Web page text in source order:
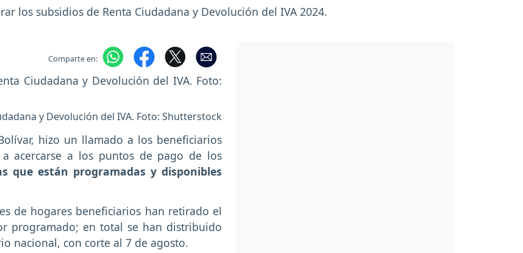
los subsidios de Renta Ciudadana y Devolución del IVA 2024.
Comparte en:
y Devolución del IVA. Foto: Shutterstock
hizo un llamado a los beneficiarios
acercarse a los puntos de pago de los
que están programadas y disponibles
de hogares beneficiarios han retirado el
programado; en total se han distribuido
nacional, con corte al 7 de agosto.